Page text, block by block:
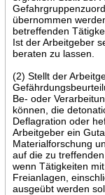
übernommen
betreffenden
Ist der Arbeitgeber
beraten zu lassen.
(2) Stellt der
Be- oder
können, die
Deflagration oder
Arbeitgeber ein
Materialforschung
auf die zu
wenn Tätigkeiten
Freianlagen,
ausgeübt werden